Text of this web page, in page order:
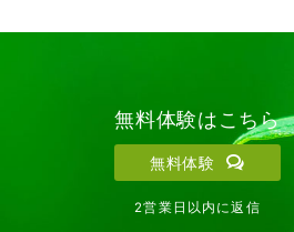
無料体験はこちら
無料体験
2営業日以内に返信